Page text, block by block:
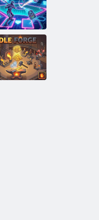
לובסייב רבייס
חול